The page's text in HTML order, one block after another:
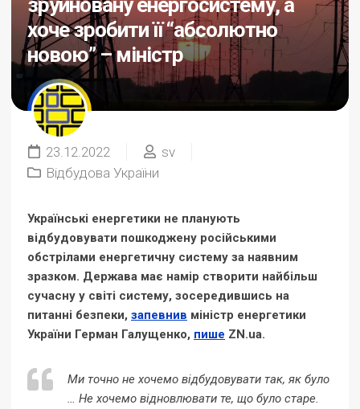
зруйновану енергосистему, а
хоче зробити її “абсолютно
новою” – міністр
23.12.2022
sv
Відбудова України
Українські енергетики не планують
відбудовувати пошкоджену російськими
обстрілами енергетичну систему за наявним
зразком. Держава має намір створити найбільш
сучасну у світі систему, зосередившись на
питанні безпеки, запевнив міністр енергетики
України Герман Галущенко, пише ZN.ua.
Ми точно не хочемо відбудовувати так, як було
… Не хочемо відновлювати те, що було старе.